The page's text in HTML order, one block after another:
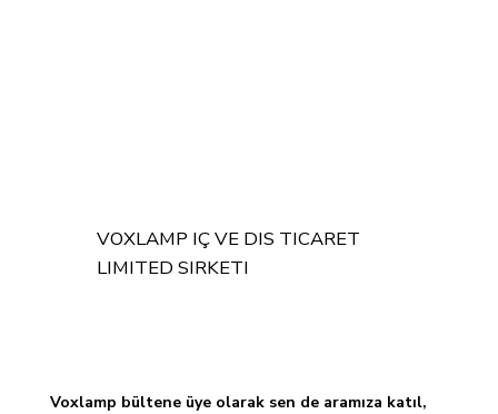
VOXLAMP IÇ VE DIS TICARET
LIMITED SIRKETI
Voxlamp bültene üye olarak sen de aramıza katıl,